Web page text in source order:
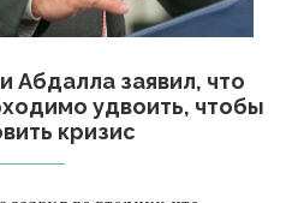
Абдалла заявил, что
удвоить, чтобы
кризис